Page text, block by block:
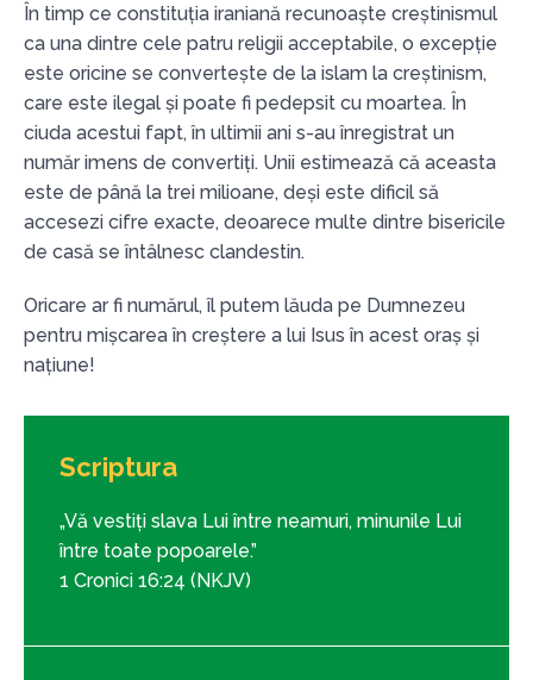
În timp ce constituția iraniană recunoaște creștinismul
ca una dintre cele patru religii acceptabile, o excepție
este oricine se convertește de la islam la creștinism,
care este ilegal și poate fi pedepsit cu moartea. În
ciuda acestui fapt, în ultimii ani s-au înregistrat un
număr imens de convertiți. Unii estimează că aceasta
este de până la trei milioane, deși este dificil să
accesezi cifre exacte, deoarece multe dintre bisericile
de casă se întâlnesc clandestin.
Oricare ar fi numărul, îl putem lăuda pe Dumnezeu
pentru mișcarea în creștere a lui Isus în acest oraș și
națiune!
Scriptura
„Vă vestiți slava Lui între neamuri, minunile Lui
între toate popoarele.”
1 Cronici 16:24 (NKJV)